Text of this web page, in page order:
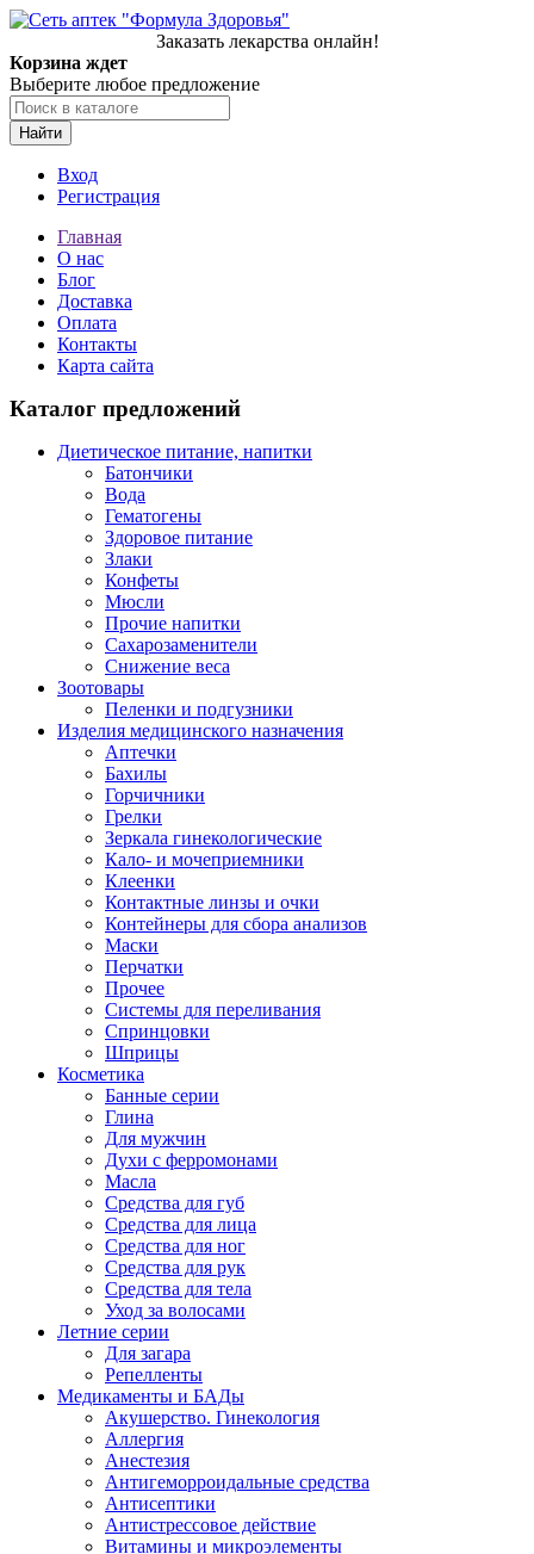
Заказать лекарства онлайн!
Корзина ждет
Выберите любое предложение
Найти
Вход
Регистрация
Главная
О нас
Блог
Доставка
Оплата
Контакты
Карта сайта
Каталог предложений
Диетическое питание, напитки
Батончики
Вода
Гематогены
Здоровое питание
Злаки
Конфеты
Мюсли
Прочие напитки
Сахарозаменители
Снижение веса
Зоотовары
Пеленки и подгузники
Изделия медицинского назначения
Аптечки
Бахилы
Горчичники
Грелки
Зеркала гинекологические
Кало- и мочеприемники
Клеенки
Контактные линзы и очки
Контейнеры для сбора анализов
Маски
Перчатки
Прочее
Системы для переливания
Спринцовки
Шприцы
Косметика
Банные серии
Глина
Для мужчин
Духи с ферромонами
Масла
Средства для губ
Средства для лица
Средства для ног
Средства для рук
Средства для тела
Уход за волосами
Летние серии
Для загара
Репелленты
Медикаменты и БАДы
Акушерство. Гинекология
Аллергия
Анестезия
Антигеморроидальные средства
Антисептики
Антистрессовое действие
Витамины и микроэлементы